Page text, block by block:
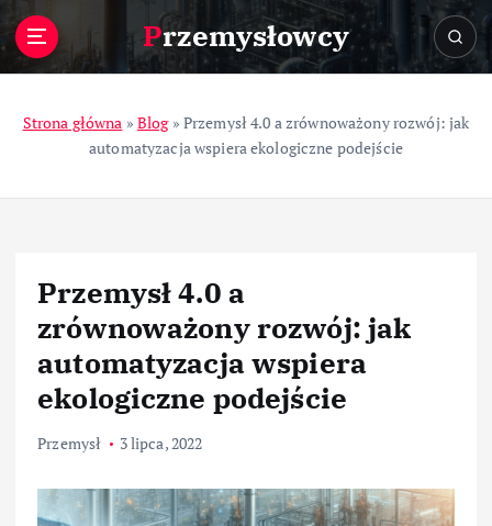
Przemysłowcy
Strona główna » Blog» Przemysł 4.0 a zrównoważony rozwój: jak
automatyzacja wspiera ekologiczne podejście
Przemysł 4.0 a
zrównoważony rozwój: jak
automatyzacja wspiera
ekologiczne podejście
Przemysł 3 lipca, 2022